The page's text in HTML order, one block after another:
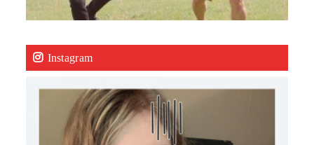
Instagram